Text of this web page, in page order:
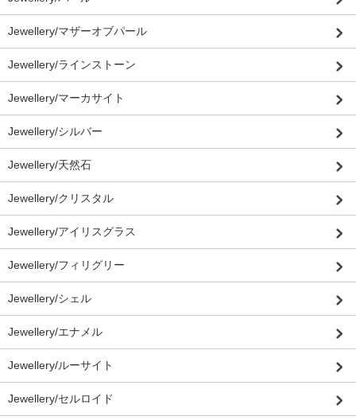
Jewellery/マザーオブパール
Jewellery/ラインストーン
Jewellery/マーカサイト
Jewellery/シルバー
Jewellery/天然石
Jewellery/クリスタル
Jewellery/アイリスグラス
Jewellery/フィリグリー
Jewellery/シェル
Jewellery/エナメル
Jewellery/ルーサイト
Jewellery/セルロイド